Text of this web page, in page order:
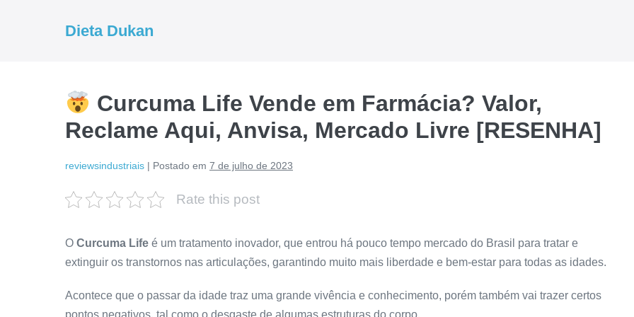
Dieta Dukan
Curcuma Life Vende em Farmácia? Valor,
Reclame Aqui, Anvisa, Mercado Livre [RESENHA]
reviewsindustriais | Postado em 7 de julho de 2023
Rate this post
O Curcuma Life é um tratamento inovador, que entrou há pouco tempo mercado do Brasil para tratar e
extinguir os transtornos nas articulações, garantindo muito mais liberdade e bem-estar para todas as idades.
Acontece que o passar da idade traz uma grande vivência e conhecimento, porém também vai trazer certos
pontos negativos, tal como o desgaste de algumas estruturas do corpo.